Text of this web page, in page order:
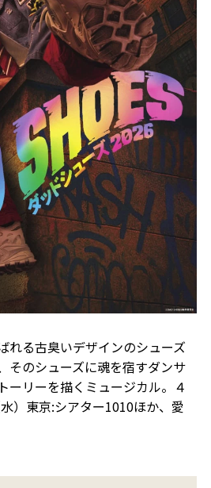
れる古臭いデザインのシューズ
そのシューズに魂を宿すダンサ
ーリーを描くミュージカル。４
）東京:シアター1010ほか、愛